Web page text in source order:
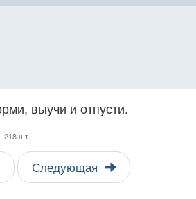
выучи и отпусти.
218 шт.
Следующая